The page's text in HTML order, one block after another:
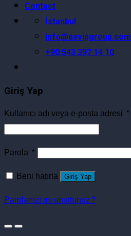
Contact
İstanbul
info@asvipgroup.com
+90 543 397 14 10
Giriş Yap
Kullanıcı adı veya e-posta adresi *
Parola *
Beni hatırla
Giriş Yap
Parolanızı mı unuttunuz?